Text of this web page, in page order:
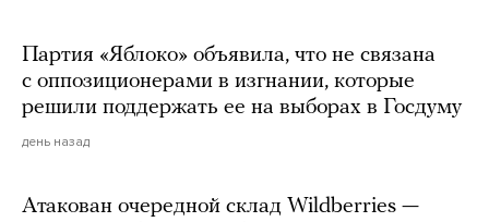
Партия «Яблоко» объявила, что не связана
с оппозиционерами в изгнании, которые
решили поддержать ее на выборах в Госдуму
день назад
Атакован очередной склад Wildberries —